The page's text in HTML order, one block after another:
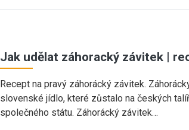
Jak udělat záhoracký závitek |
Recept na pravý záhorácký závitek.
slovenské jídlo, které zůstalo na českých
společného státu. Záhorácký závitek…